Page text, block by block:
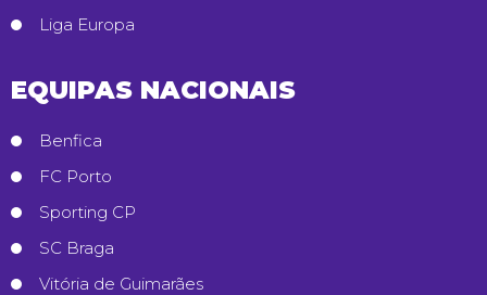
Liga Europa
EQUIPAS NACIONAIS
Benfica
FC Porto
Sporting CP
SC Braga
Vitória de Guimarães